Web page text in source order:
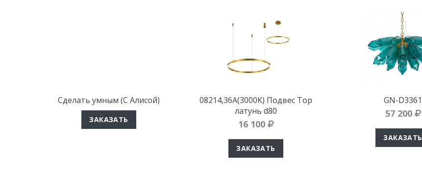
Сделать умным (С Алисой)
ЗАКАЗАТЬ
08214,36A(3000K) Подвес Тор
латунь d80
16 100
ЗАКАЗАТЬ
GN-D3361
57 200
ЗАКАЗАТЬ